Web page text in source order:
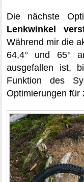
Die nächste
Lenkwinkel
Während mir die
64,4° und 65°
ausgefallen ist,
Funktion des
Optimierungen für